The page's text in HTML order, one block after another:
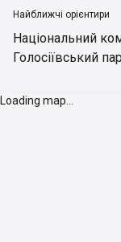
Найближчі орієнтири
Національний
Голосіївський
Loading map...